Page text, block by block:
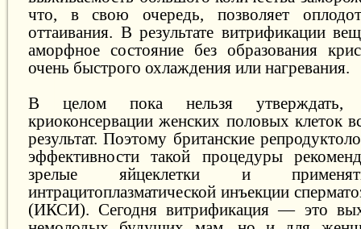
что, в свою очередь, позволяет
оттаивания. В результате витрификации
аморфное состояние без образования
очень быстрого охлаждения или нагревания.
В целом пока нельзя утверждать,
криоконсервации женских половых клеток
результат. Поэтому британские
эффективности такой процедуры
зрелые яйцеклетки и
интрацитоплазматической инъекции
(ИКСИ). Сегодня витрификация — это